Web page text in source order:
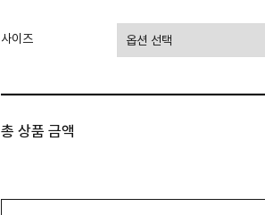
사이즈
총 상품 금액